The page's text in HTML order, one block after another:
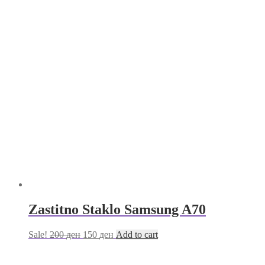
Zastitno Staklo Samsung A70
Sale! 200ден 150 ден Add to cart